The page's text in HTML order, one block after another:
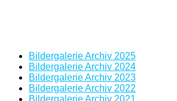
Bildergalerie Archiv 2025
Bildergalerie Archiv 2024
Bildergalerie Archiv 2023
Bildergalerie Archiv 2022
Bildergalerie Archiv 2021